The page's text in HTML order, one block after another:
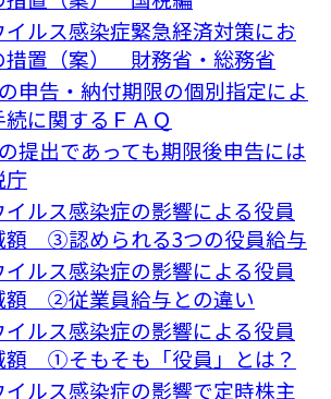
ルス感染症緊急経済対策にお
措置（案） 財務省・総務省
申告・納付期限の個別指定によ
に関するＦＡＱ
提出であっても期限後申告には
ルス感染症の影響による役員
額 ③認められる3つの役員給与
ルス感染症の影響による役員
額 ②従業員給与との違い
ルス感染症の影響による役員
額 ①そもそも「役員」とは？
ルス感染症の影響で定時株主